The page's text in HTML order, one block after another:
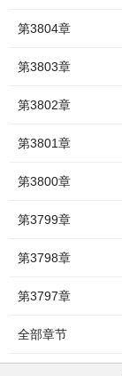
第3804章
第3803章
第3802章
第3801章
第3800章
第3799章
第3798章
第3797章
全部章节